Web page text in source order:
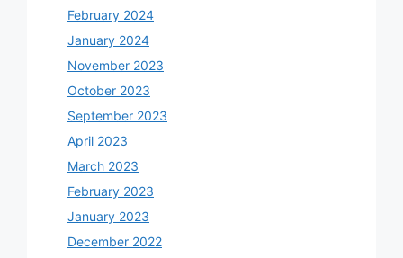
February 2024
January 2024
November 2023
October 2023
September 2023
April 2023
March 2023
February 2023
January 2023
December 2022